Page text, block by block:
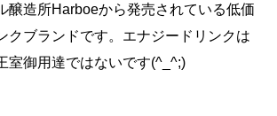
醸造所Harboeから発売されている低価
クブランドです。エナジードリンクは
室御用達ではないです(^_^;)